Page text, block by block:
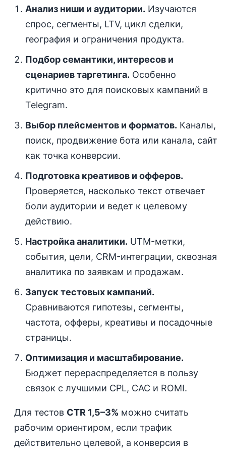
Анализ ниши и аудитории. Изучаются
спрос, сегменты, LTV, цикл сделки,
география и ограничения продукта.
Подбор семантики, интересов и
сценариев таргетинга. Особенно
критично это для поисковых кампаний в
Telegram.
Выбор плейсментов и форматов. Каналы,
поиск, продвижение бота или канала, сайт
как точка конверсии.
Подготовка креативов и офферов.
Проверяется, насколько текст отвечает
боли аудитории и ведет к целевому
действию.
Настройка аналитики. UTM-метки,
события, цели, CRM-интеграции, сквозная
аналитика по заявкам и продажам.
Запуск тестовых кампаний.
Сравниваются гипотезы, сегменты,
частота, офферы, креативы и посадочные
страницы.
Оптимизация и масштабирование.
Бюджет перераспределяется в пользу
связок с лучшими CPL, CAC и ROMI.
Для тестов CTR 1,5–3% можно считать
рабочим ориентиром, если трафик
действительно целевой, а конверсия в